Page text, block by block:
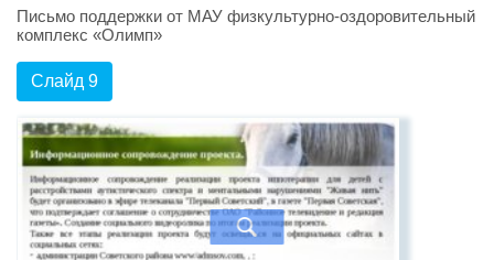
Письмо поддержки от МАУ физкультурно-оздоровительный
комплекс «Олимп»
Слайд 9